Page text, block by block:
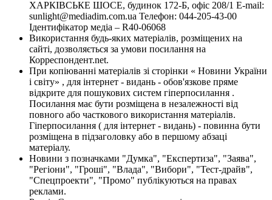
ХАРКІВСЬКЕ ШОСЕ, будинок 172-Б, офіс 208/1 E-mail:
sunlight@mediadim.com.ua Телефон: 044-205-43-00
Ідентифікатор медіа – R40-06068
Використання будь-яких матеріалів, розміщених на
сайті, дозволяється за умови посилання на
Корреспондент.net.
При копіюванні матеріалів зі сторінки « Новини України
і світу» , для інтернет - видань - обов'язкове пряме
відкрите для пошукових систем гіперпосилання .
Посилання має бути розміщена в незалежності від
повного або часткового використання матеріалів.
Гіперпосилання ( для інтернет - видань) - повинна бути
розміщена в підзаголовку або в першому абзаці
матеріалу.
Новини з позначками "Думка", "Експертиза", "Заява",
"Регіони", "Гроші", "Влада", "Вибори", "Тест-драйв",
"Спецпроекти", "Промо" публікуються на правах
реклами.